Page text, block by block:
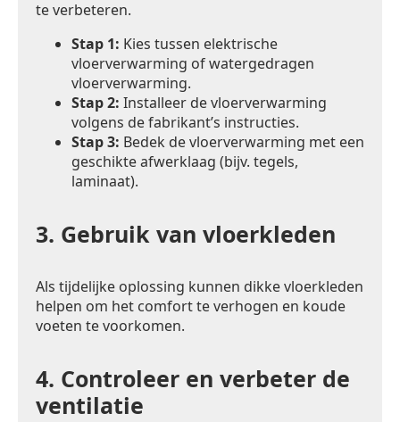
te verbeteren.
Stap 1: Kies tussen elektrische
vloerverwarming of watergedragen
vloerverwarming.
Stap 2: Installeer de vloerverwarming
volgens de fabrikant’s instructies.
Stap 3: Bedek de vloerverwarming met een
geschikte afwerklaag (bijv. tegels,
laminaat).
3. Gebruik van vloerkleden
Als tijdelijke oplossing kunnen dikke vloerkleden
helpen om het comfort te verhogen en koude
voeten te voorkomen.
4. Controleer en verbeter de
ventilatie